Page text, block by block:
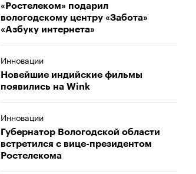
«Ростелеком» подарил
вологодскому центру «Забота»
«Азбуку интернета»
Инновации
Новейшие индийские фильмы
появились на Wink
Инновации
Губернатор Вологодской области
встретился с вице-президентом
Ростелекома